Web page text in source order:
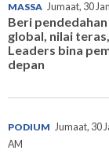
MASSA Jumaat, 30
Beri
global, nilai
Leaders bina
depan
PODIUM Jumaat, 30
AM